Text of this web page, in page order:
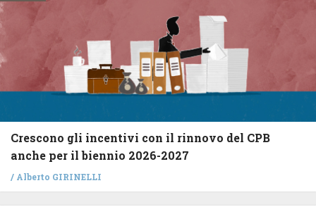
Crescono gli incentivi con il rinnovo del CPB
anche per il biennio 2026-2027
/ Alberto GIRINELLI